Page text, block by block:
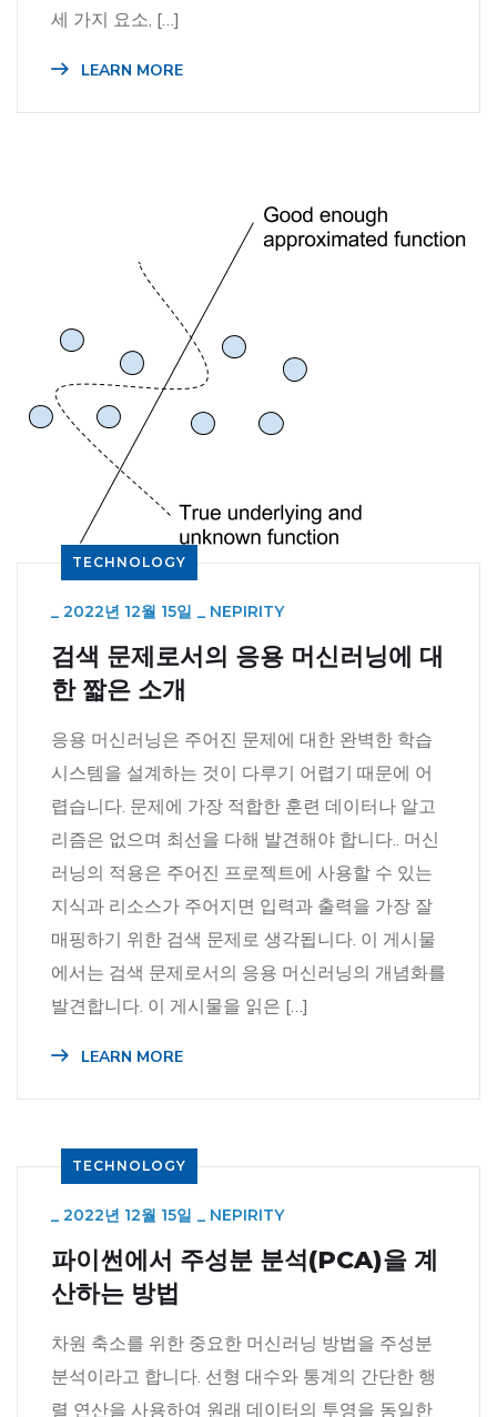
세 가지 요소, […]
LEARN MORE
TECHNOLOGY
_ 2022년 12월 15일 _ NEPIRITY
검색 문제로서의 응용 머신러닝에 대
한 짧은 소개
응용 머신러닝은 주어진 문제에 대한 완벽한 학습
시스템을 설계하는 것이 다루기 어렵기 때문에 어
렵습니다. 문제에 가장 적합한 훈련 데이터나 알고
리즘은 없으며 최선을 다해 발견해야 합니다.. 머신
러닝의 적용은 주어진 프로젝트에 사용할 수 있는
지식과 리소스가 주어지면 입력과 출력을 가장 잘
매핑하기 위한 검색 문제로 생각됩니다. 이 게시물
에서는 검색 문제로서의 응용 머신러닝의 개념화를
발견합니다. 이 게시물을 읽은 […]
LEARN MORE
TECHNOLOGY
_ 2022년 12월 15일 _ NEPIRITY
파이썬에서 주성분 분석(PCA)을 계
산하는 방법
차원 축소를 위한 중요한 머신러닝 방법을 주성분
분석이라고 합니다. 선형 대수와 통계의 간단한 행
렬 연산을 사용하여 원래 데이터의 투영을 동일한